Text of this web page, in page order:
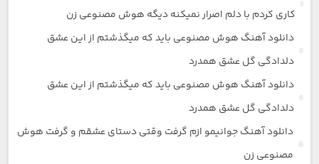
کاری کردم با دلم اصرار نمیکنه دیگه هوش مصنوعی زن
دانلود آهنگ هوش مصنوعی باید که میگذشتم از این عشق
دلدادگی گل عشق همدرد
دانلود آهنگ هوش مصنوعی باید که میگذشتم از این عشق
دلدادگی گل عشق همدرد
دانلود آهنگ جوانیمو ازم گرفت وقتی دستای عشقم و گرفت هوش
مصنوعی زن